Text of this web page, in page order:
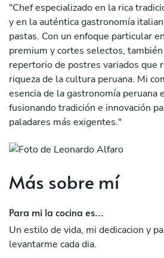
"Chef especializado en la rica
y en la auténtica gastronomía
pastas. Con un enfoque particular
premium y cortes selectos,
repertorio de postres variados que
riqueza de la cultura peruana. Mi
esencia de la gastronomía peruana
fusionando tradición e innovación
paladares más exigentes."
Más sobre mí
Para mi la cocina es...
Un estilo de vida, mi dedicacion y
levantarme cada dia.